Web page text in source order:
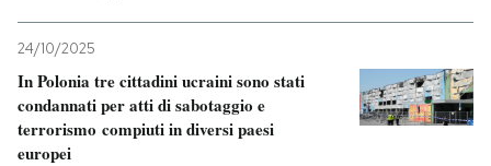
24/10/2025
In Polonia tre cittadini ucraini sono stati
condannati per atti di sabotaggio e
terrorismo compiuti in diversi paesi
europei